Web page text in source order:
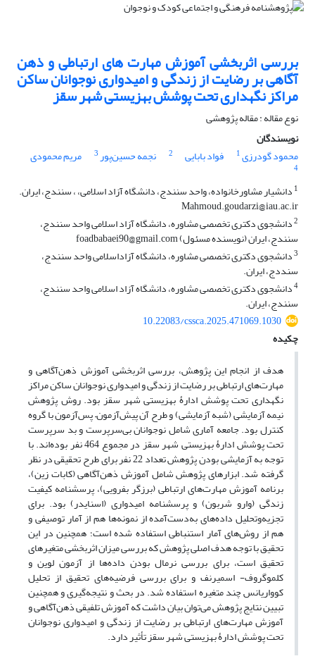
بررسی اثربخشی آموزش مهارت های ارتباطی و ذهن
آگاهی بر رضایت از زندگی و امیدواری نوجوانان ساکن
مراکز نگهداری تحت پوشش بهزیستی شهر سقز
نوع مقاله : مقاله پژوهشی
نویسندگان
محمود گودرزی1 فواد بابایی 2 نجمه حسین‌پور3 مریم محمودی
4
1 دانشیار مشاورخانواده، واحد سنندج، دانشگاه آزاد اسلامی، ، سنندج، ایران.
Mahmoud.goudarzi@iau.ac.ir
2دانشجوی دکتری تخصصی مشاوره، دانشگاه آزاد اسلامی واحد سنندج،
سنندج، ایران (نویسنده مسئول) foadbabaei90@gmail.com
3دانشجوی دکتری تخصصی مشاوره، دانشگاه آزاداسلامی واحد سنندج،
سنددج، ایران.
4دانشجوی دکتری تخصصی مشاوره، دانشگاه آزاد اسلامی واحد سنندج،
سنندج، ایران.
10.22083/cssca.2025.471069.1030
چکیده
هدف از انجام این پژوهش، بررسی اثربخشی آموزش ذهن‌آگاهی و
مهارت‌های ارتباطی بر رضایت از زندگی و امیدواری نوجوانان ساکن مراکز
نگهداری تحت پوشش ادارۀ بهزیستی شهر سقز بود. روش پژوهش
نیمه آزمایشی (شبه آزمایشی) و طرح آن پیش‌آزمون– پس‌آزمون با گروه
کنترل بود. جامعه آماری شامل نوجوانان بی‌سرپرست و بد سرپرست
تحت پوشش ادارۀ بهزیستی شهر سقز در مجموع 464 نفر بوده‌اند. با
توجه به آزمایشی بودن پژوهش تعداد 22 نفر برای طرح تحقیقی در نظر
گرفته شد. ابزارهای پژوهش شامل آموزش ذهن‌آگاهی (کابات زین)،
برنامه آموزش مهارت‌های ارتباطی (برزگر بفرویی)، پرسشنامه کیفیت
زندگی (وارو شربون) و پرسشنامه امیدواری (اسنایدر) بود. برای
تجزیه‌وتحلیل داده‌های به‌دست‌آمده از نمونه‌ها هم از آمار توصیفی و
هم از روش‌های آمار استنباطی استفاده شده است؛ همچنین در این
تحقیق با توجه هدف اصلی پژوهش که بررسی میزان اثربخشی متغیرهای
تحقیق است، برای بررسی نرمال بودن داده‌ها از آزمون لوین و
کلموگروف- اسمیرنف و برای بررسی فرضیه‌های تحقیق از تحلیل
کوواریانس چند متغیره استفاده شد. در بحث و نتیجه‌گیری و همچنین
تبیین نتایج پژوهش می‌توان بیان داشت که آموزش تلفیقی ذهن‌آگاهی و
آموزش مهارت‌های ارتباطی بر رضایت از زندگی و امیدواری نوجوانان
تحت پوشش ادارۀ بهزیستی شهر سقز تأثیر دارد.